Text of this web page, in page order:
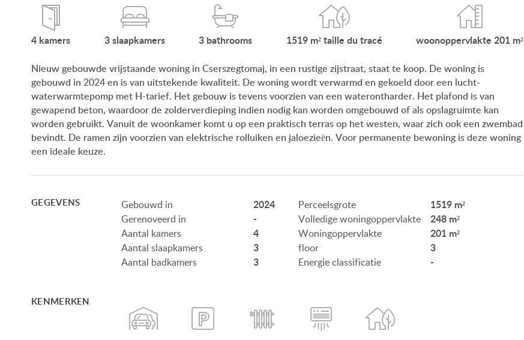
4 kamers 3slaapkamers 3 bathrooms 1519 m²taille du tracé woonoppervlakte 201 m²
Nieuw gebouwde vrijstaande woning in Cserszegtomaj, in een rustige zijstraat, staat te koop. De woning is
gebouwd in 2024 en is van uitstekende kwaliteit. De woning wordt verwarmd en gekoeld door een lucht-
waterwarmtepomp met H-tarief. Het gebouw is tevens voorzien van een waterontharder. Het plafond is van
gewapend beton, waardoor de zolderverdieping indien nodig kan worden omgebouwd of als opslagruimte kan
worden gebruikt. Vanuit de woonkamer komt u op een praktisch terras op het westen, waar zich ook een zwembad
bevindt. De ramen zijn voorzien van elektrische rolluiken en jaloezieën. Voor permanente bewoning is deze woning
een ideale keuze.
GEGEVENS Gebouwd in 2024
Gerenoveerd in -
Aantal kamers 4
Aantal slaapkamers 3
Aantal badkamers 3
Perceelsgrote 1519 m²
Volledige woningoppervlakte 248 m²
Woningoppervlakte 201 m²
floor 3
Energie classificatie -
KENMERKEN
OVER ONS
CONTACT
ONZE SERVICE
ONZE KLANTEN
AANKOOPINFORMATIE